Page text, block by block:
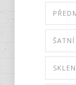
ŠATNÍ